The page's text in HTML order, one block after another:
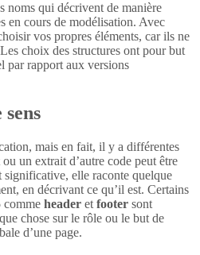
noms qui décrivent de manière
en cours de modélisation. Avec
vos propres éléments, car ils ne
choix des structures ont pour but
par rapport aux versions
mais en fait, il y a différentes
un extrait d’autre code peut être
significative, elle raconte quelque
en décrivant ce qu’il est. Certains
comme header et footer sont
chose sur le rôle ou le but de
d’une page.